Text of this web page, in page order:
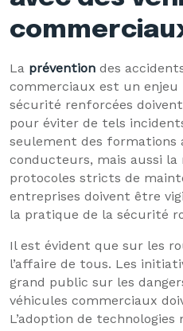
La prévention des
commerciaux est un enjeu
sécurité renforcées
pour éviter de tels
seulement des formations
conducteurs, mais aussi la
protocoles stricts de
entreprises doivent être
la pratique de la sécurité
Il est évident que sur les
l’affaire de tous. Les
grand public sur les
véhicules commerciaux
L’adoption de